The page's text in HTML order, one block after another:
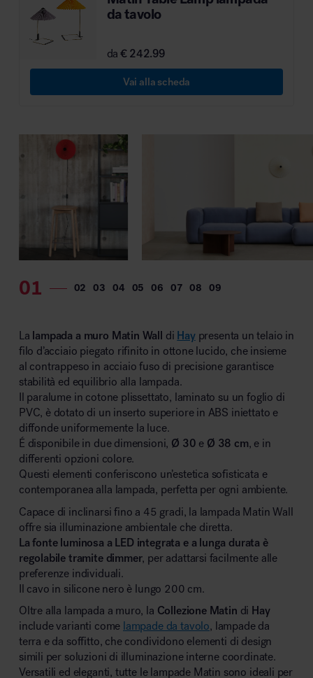
MillerKnoll
da tavolo
da€ 242.99
Vai alla scheda
La lampada a muro Matin Wall di Haypresenta un telaio in
filo d’acciaio piegato rifinito in ottone lucido, che insieme
al contrappeso in acciaio fuso di precisione garantisce
stabilità ed equilibrio alla lampada.
Il paralume in cotone plissettato, laminato su un foglio di
PVC, è dotato di un inserto superiore in ABS iniettato e
diffonde uniformemente la luce.
É disponibile in due dimensioni, Ø 30 e Ø 38 cm, e in
differenti opzioni colore.
Questi elementi conferiscono un’estetica sofisticata e
contemporanea alla lampada, perfetta per ogni ambiente.
Capace di inclinarsi fino a 45 gradi, la lampada Matin Wall
offre sia illuminazione ambientale che diretta.
La fonte luminosa a LED integrata e a lunga durata è
regolabile tramite dimmer, per adattarsi facilmente alle
preferenze individuali.
Il cavo in silicone nero è lungo 200 cm.
Oltre alla lampada a muro, la Collezione Matin di Hay
include varianti come lampade da tavolo, lampade da
terra e da soffitto, che condividono elementi di design
simili per soluzioni di illuminazione interne coordinate.
Versatili ed eleganti, tutte le lampade Matin sono ideali per